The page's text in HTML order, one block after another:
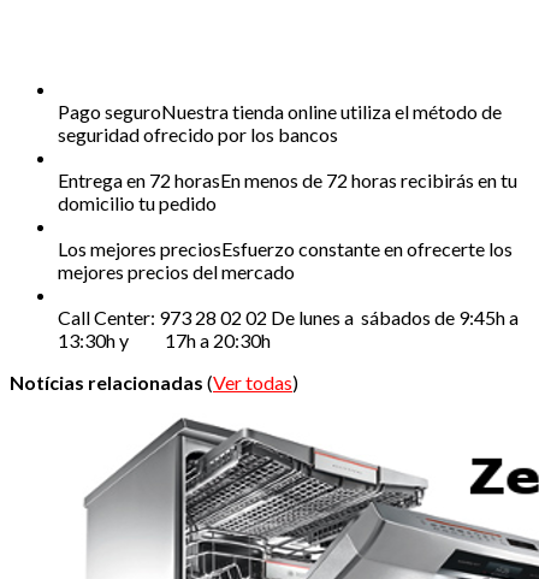
Pago seguroNuestra tienda online utiliza el método de
seguridad ofrecido por los bancos
Entrega en 72 horasEn menos de 72 horas recibirás en tu
domicilio tu pedido
Los mejores preciosEsfuerzo constante en ofrecerte los
mejores precios del mercado
Call Center: 973 28 02 02 De lunes a sábados de 9:45h a
13:30h y 17h a 20:30h
Notícias relacionadas (Ver todas)